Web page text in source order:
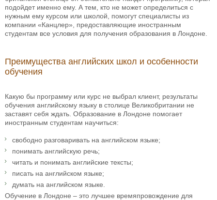
подойдет именно ему. А тем, кто не может определиться с
нужным ему курсом или школой, помогут специалисты из
компании «Канцлер», предоставляющие иностранным
студентам все условия для получения образования в Лондоне.
Преимущества английских школ и особенности
обучения
Какую бы программу или курс не выбрал клиент, результаты
обучения английскому языку в столице Великобритании не
заставят себя ждать. Образование в Лондоне помогает
иностранным студентам научиться:
свободно разговаривать на английском языке;
понимать английскую речь;
читать и понимать английские тексты;
писать на английском языке;
думать на английском языке.
Обучение в Лондоне – это лучшее времяпровождение для